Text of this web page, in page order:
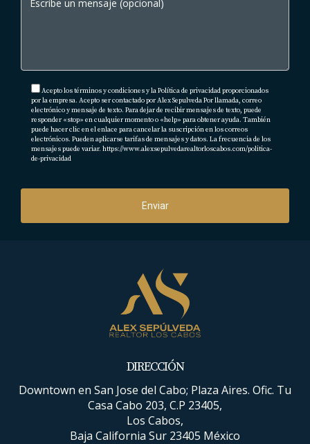
Acepto los términos y condiciones y la Política de privacidad proporcionados
por la empresa. Acepto ser contactado por Alex Sepulveda Por llamada, correo
electrónico y mensaje de texto. Para dejar de recibir mensajes de texto, puede
responder «stop» en cualquier momento o «help» para obtener ayuda. También
puede hacer clic en el enlace para cancelar la suscripción en los correos
electrónicos. Pueden aplicarse tarifas de mensajes y datos. La frecuencia de los
mensajes puede variar. https://www.alexsepulvedarealtorloscabos.com/politica-
de-privacidad
Enviar
DIRECCIÓN
Downtown en San Jose del Cabo; Plaza Aires. Ofic. Tu
Casa Cabo 203, C.P 23405,
Los Cabos,
Baja California Sur 23405 México